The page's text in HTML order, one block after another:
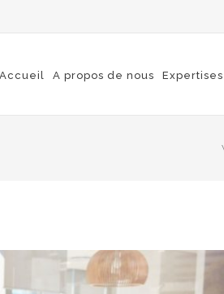
Accueil A propos de nous Expertises